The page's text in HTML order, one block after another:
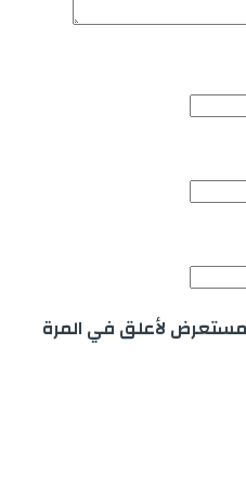
لأعلق في المرة